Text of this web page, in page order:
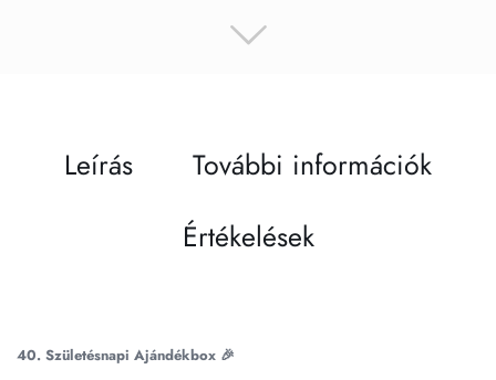
Leírás
További információk
Értékelések
40. Születésnapi Ajándékbox 🎉